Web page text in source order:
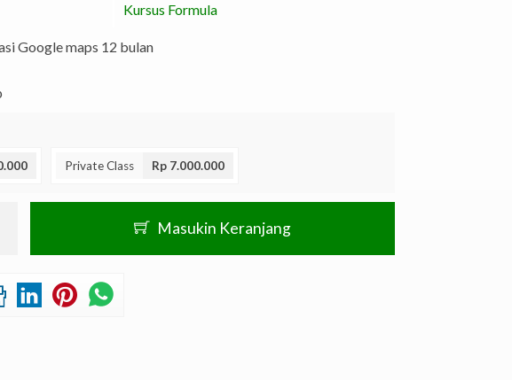
Kursus Formula
Google maps 12 bulan
Private Class Rp 7.000.000
Masukin Keranjang